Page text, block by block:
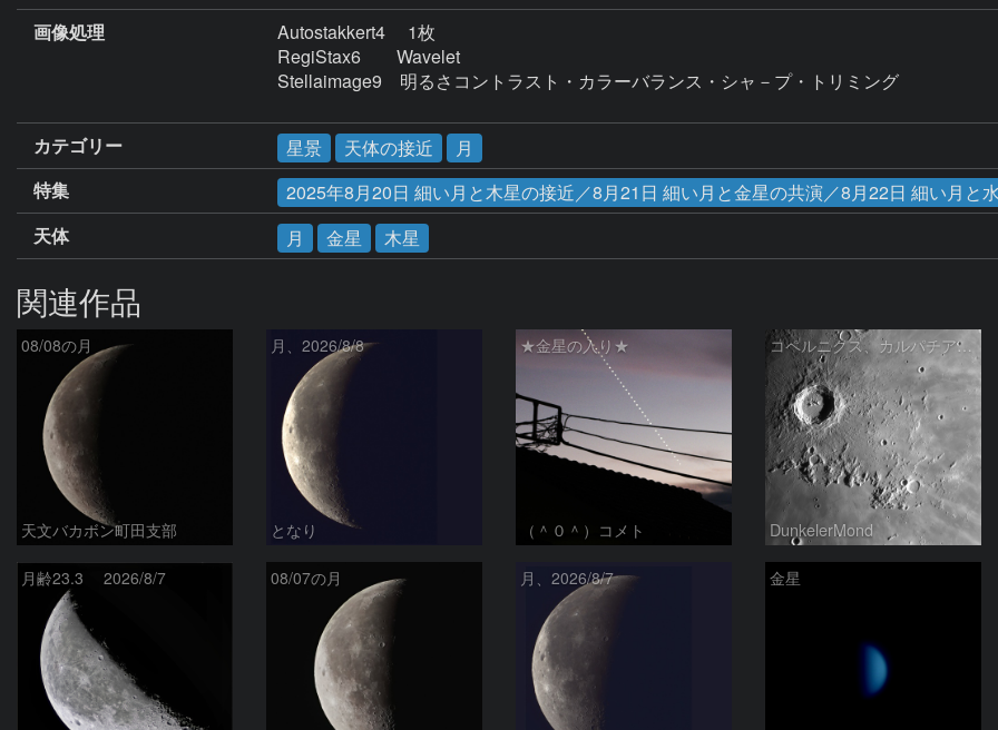
画像処理
Autostakkert4 　1枚
RegiStax6　　Wavelet
Stellaimage9　明るさコントラスト・カラーバランス・シャ－プ・トリミング
カテゴリー 星景 天体の接近
月
特集
2025年8月20日 細い月と木星の接近／8月21日 細い月と金星の共演／8月22日 細い月と
天体
月 金星 木星
関連作品
08/08の月
天文バカボン町田支部
月、2026/8/8
となり
★金星の入り★
（＾０＾）コメト
コペルニクス、カルパチア山脈付近
DunkelerMond
月齢23.3 2026/8/7 08/07の月 月、2026/8/7 金星